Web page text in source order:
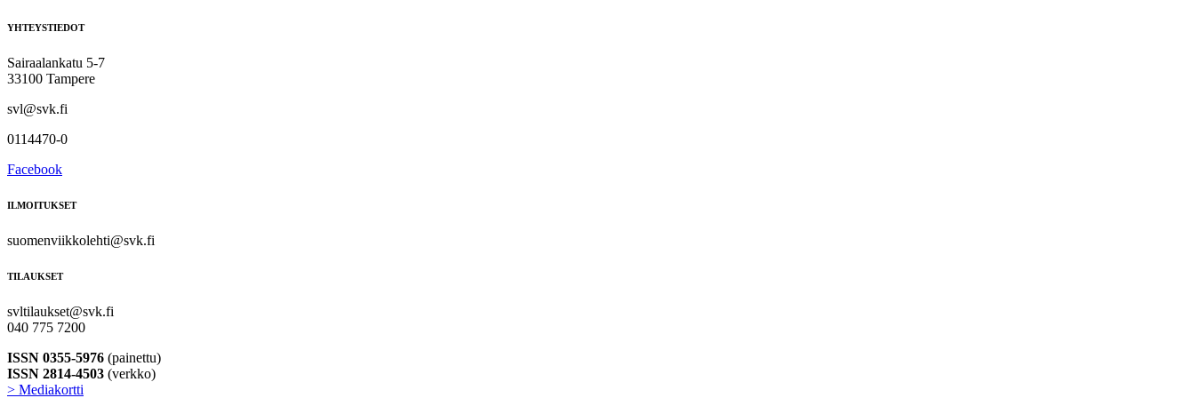
YHTEYSTIEDOT
Sairaalankatu 5-7
33100 Tampere
svl@svk.fi
0114470-0
Facebook
ILMOITUKSET
suomenviikkolehti@svk.fi
TILAUKSET
svltilaukset@svk.fi
040 775 7200
ISSN 0355-5976 (painettu)
ISSN 2814-4503 (verkko)
> Mediakortti